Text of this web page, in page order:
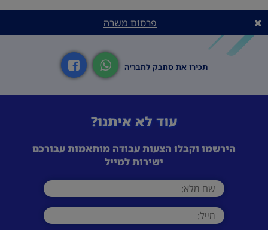
פרסום משרה
תכירו את סחבק לחבר׳ה
עוד לא איתנו?
הירשמו וקבלו הצעות עבודה מותאמות עבורכם
ישירות למייל